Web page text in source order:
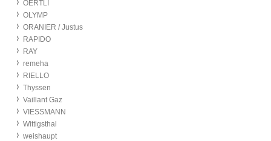
OERTLI
OLYMP
ORANIER / Justus
RAPIDO
RAY
remeha
RIELLO
Thyssen
Vaillant Gaz
VIESSMANN
Wittigsthal
weishaupt